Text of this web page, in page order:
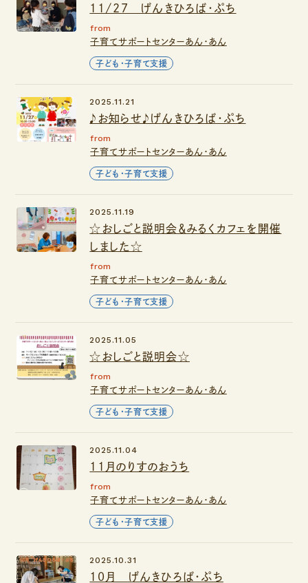
11/27 げんきひろば・ぷち
from
子育てサポートセンターあん・あん
子ども・子育て支援
♪お知らせ♪げんきひろば・ぷち
2025.11.21
from
子育てサポートセンターあん・あん
子ども・子育て支援
☆おしごと説明会＆みるくカフェを開催
しました☆
2025.11.19
from
子育てサポートセンターあん・あん
子ども・子育て支援
☆おしごと説明会☆
2025.11.05
from
子育てサポートセンターあん・あん
子ども・子育て支援
11月のりすのおうち
2025.11.04
from
子育てサポートセンターあん・あん
子ども・子育て支援
10月 げんきひろば・ぷち
2025.10.31